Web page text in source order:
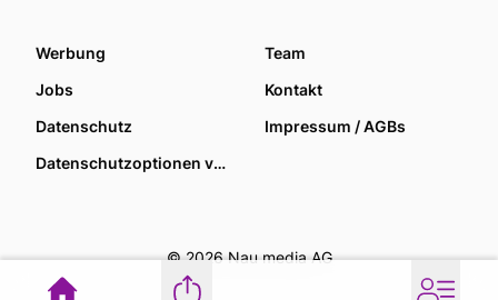
Werbung
Team
Jobs
Kontakt
Datenschutz
Impressum / AGBs
Datenschutzoptionen verwalten
© 2026 Nau media AG